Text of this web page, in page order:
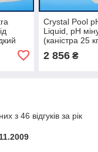
Crystal Pool
Liquid, рН
(каністра 25
2 856₴
з 46 відгуків за рік